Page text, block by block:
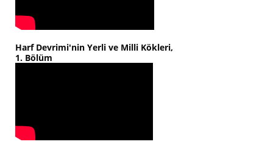
Harf Devrimi'nin Yerli ve Milli Kökleri,
1. Bölüm